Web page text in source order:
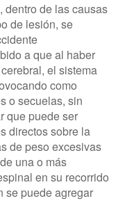
dentro de las causas
de lesión, se
a que al haber
el sistema
como
o secuelas, sin
que puede ser
directos sobre la
de peso excesivas
una o más
en su recorrido
se puede agregar